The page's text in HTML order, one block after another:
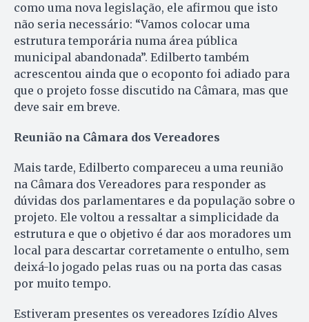
como uma nova legislação, ele afirmou que isto
não seria necessário: “Vamos colocar uma
estrutura temporária numa área pública
municipal abandonada”. Edilberto também
acrescentou ainda que o ecoponto foi adiado para
que o projeto fosse discutido na Câmara, mas que
deve sair em breve.
Reunião na Câmara dos Vereadores
Mais tarde, Edilberto compareceu a uma reunião
na Câmara dos Vereadores para responder as
dúvidas dos parlamentares e da população sobre o
projeto. Ele voltou a ressaltar a simplicidade da
estrutura e que o objetivo é dar aos moradores um
local para descartar corretamente o entulho, sem
deixá-lo jogado pelas ruas ou na porta das casas
por muito tempo.
Estiveram presentes os vereadores Izídio Alves